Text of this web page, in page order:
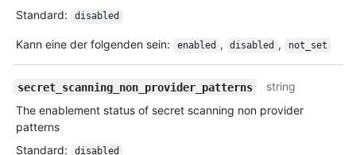
Standard: disabled
Kann eine der folgenden sein: enabled , disabled , not_set
secret_scanning_non_provider_patterns
string
The enablement status of secret scanning non provider
patterns
Standard: disabled